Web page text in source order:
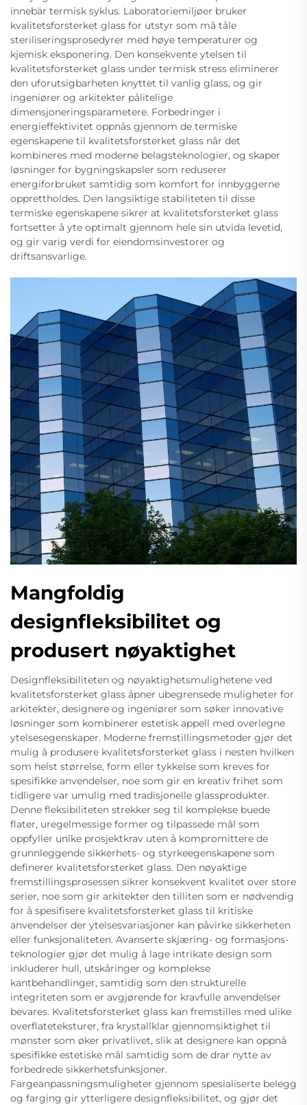
innebär termisk syklus. Laboratoriemiljøer bruker
kvalitetsforsterket glass for utstyr som må tåle
steriliseringsprosedyrer med høye temperaturer og
kjemisk eksponering. Den konsekvente ytelsen til
kvalitetsforsterket glass under termisk stress eliminerer
den uforutsigbarheten knyttet til vanlig glass, og gir
ingeniører og arkitekter pålitelige
dimensjoneringsparametere. Forbedringer i
energieffektivitet oppnås gjennom de termiske
egenskapene til kvalitetsforsterket glass når det
kombineres med moderne belagsteknologier, og skaper
løsninger for bygningskapsler som reduserer
energiforbruket samtidig som komfort for innbyggerne
opprettholdes. Den langsiktige stabiliteten til disse
termiske egenskapene sikrer at kvalitetsforsterket glass
fortsetter å yte optimalt gjennom hele sin utvida levetid,
og gir varig verdi for eiendomsinvestorer og
driftsansvarlige.
Mangfoldig
designfleksibilitet og
produsert nøyaktighet
Designfleksibiliteten og nøyaktighetsmulighetene ved
kvalitetsforsterket glass åpner ubegrensede muligheter for
arkitekter, designere og ingeniører som søker innovative
løsninger som kombinerer estetisk appell med overlegne
ytelsesegenskaper. Moderne fremstillingsmetoder gjør det
mulig å produsere kvalitetsforsterket glass i nesten hvilken
som helst størrelse, form eller tykkelse som kreves for
spesifikke anvendelser, noe som gir en kreativ frihet som
tidligere var umulig med tradisjonelle glassprodukter.
Denne fleksibiliteten strekker seg til komplekse buede
flater, uregelmessige former og tilpassede mål som
oppfyller unike prosjektkrav uten å kompromittere de
grunnleggende sikkerhets- og styrkeegenskapene som
definerer kvalitetsforsterket glass. Den nøyaktige
fremstillingsprosessen sikrer konsekvent kvalitet over store
serier, noe som gir arkitekter den tilliten som er nødvendig
for å spesifisere kvalitetsforsterket glass til kritiske
anvendelser der ytelsesvariasjoner kan påvirke sikkerheten
eller funksjonaliteten. Avanserte skjæring- og formasjons-
teknologier gjør det mulig å lage intrikate design som
inkluderer hull, utskåringer og komplekse
kantbehandlinger, samtidig som den strukturelle
integriteten som er avgjørende for kravfulle anvendelser
bevares. Kvalitetsforsterket glass kan fremstilles med ulike
overflateteksturer, fra krystallklar gjennomsiktighet til
mønster som øker privatlivet, slik at designere kan oppnå
spesifikke estetiske mål samtidig som de drar nytte av
forbedrede sikkerhetsfunksjoner.
Fargeanpassningsmuligheter gjennom spesialiserte belegg
og farging gir ytterligere designfleksibilitet, og gjør det